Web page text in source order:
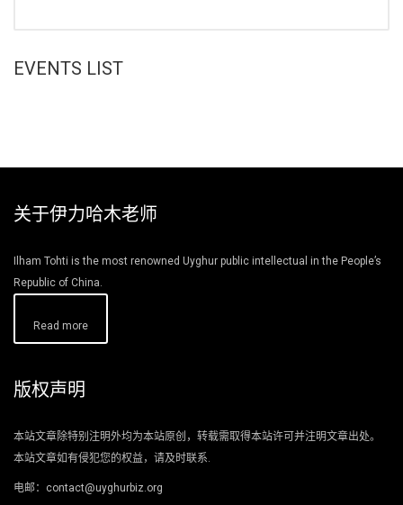
EVENTS LIST
关于伊力哈木老师
Ilham Tohti is the most renowned Uyghur public intellectual in the People’s
Republic of China.
Read more
版权声明
本站文章除特别注明外均为本站原创，转载需取得本站许可并注明文章出处。
本站文章如有侵犯您的权益，请及时联系.
电邮：contact@uyghurbiz.org